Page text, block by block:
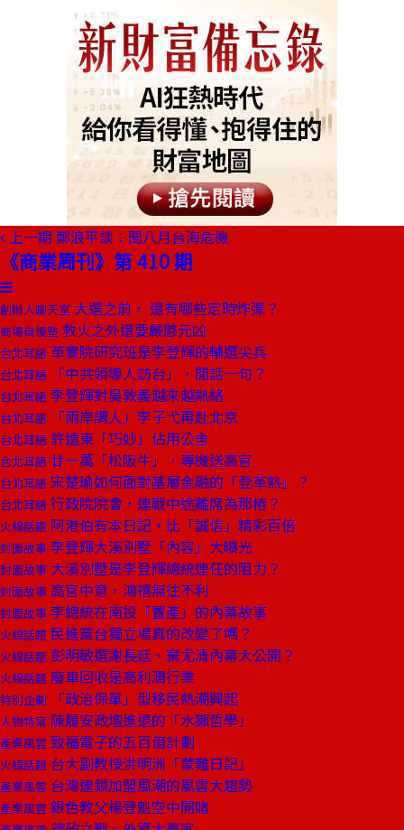
上一期 鄭浪平談：閏八月台海危機
《商業周刊》第 410 期
創辦人聊天室 大選之前， 還有哪些定時炸彈？
商場自慢塾 救火之外還要嚴懲元凶
台北耳語 革實院研究班是李登輝的輔選尖兵
台北耳語 「中共領導人訪台」，閒話一句？
台北耳語 李登輝對吳敦義越來越熱絡
台北耳語 「兩岸調人」李子弋再赴北京
台北耳語 許遠東「巧妙」佔用公舍
台北耳語 廿一萬「松阪牛」，專機送高官
台北耳語 宋楚瑜如何面對基層金融的「登革熱」？
台北耳語 行政院院會，連戰中途離席為那樁？
火線話題 阿港伯有本日記，比「誠信」精彩百倍
封面故事 李登輝大溪別墅「內容」大曝光
封面故事 大溪別墅是李登輝總統連任的阻力？
封面故事 高官中意，鴻禧無往不利
封面故事 李總統在南投「置產」的內幕故事
火線話題 民進黨台獨立場真的改變了嗎？
火線話題 彭明敏選謝長廷、棄尤清內幕大公開？
火線話題 廢車回收是高利潤行業
特別企劃 「政治保單」型移民熱潮興起
人物特寫 陳履安政壇進退的「水獺哲學」
產業風雲 致福電子的五百億計劃
火線話題 台大副教授洪明洲「蒙難日記」
產業風雲 台灣連鎖加盟風潮的風雲大趨勢
產業風雲 銀色教父楊登魁空中開賭